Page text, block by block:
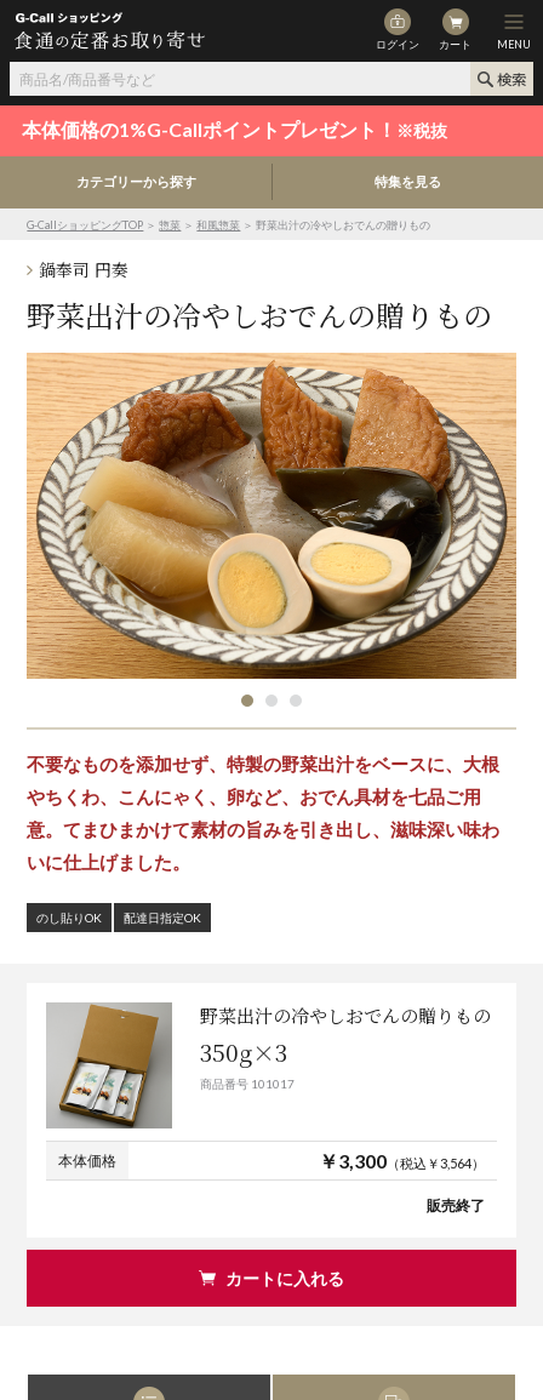
ログイン カート MENU
本体価格の1%G-Callポイントプレゼント！ ※税抜
カテゴリーから探す 特集を見る
G-CallショッピングTOP ＞惣菜 ＞和風惣菜 ＞ 野菜出汁の冷やしおでんの贈りもの
鍋奉司 円奏
野菜出汁の冷やしおでんの贈りもの
不要なものを添加せず、特製の野菜出汁をベースに、大根
やちくわ、こんにゃく、卵など、おでん具材を七品ご用
意。てまひまかけて素材の旨みを引き出し、滋味深い味わ
いに仕上げました。
のし貼りOK 配達日指定OK
野菜出汁の冷やしおでんの贈りもの
350g×3
商品番号 101017
本体価格 ￥3,300（税込￥3,564）
販売終了
カートに入れる